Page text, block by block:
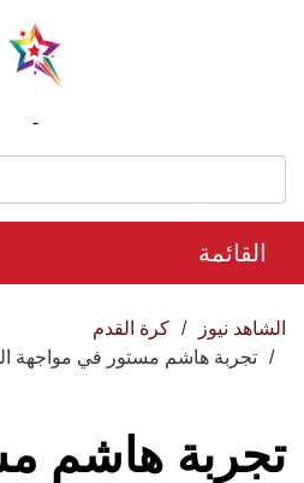
-
القائمة
الشاهد نيوز
كرة القدم
تجربة هاشم مستور في مواجهة
تجربة هاشم